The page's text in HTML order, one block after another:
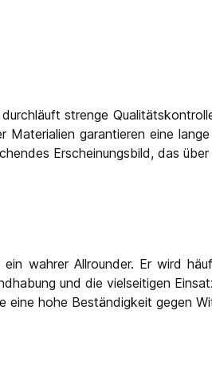
strenge
Materialien garantieren eine
Erscheinungsbild, das
wahrer Allrounder. Er wird
und die vielseitigen
hohe Beständigkeit gegen